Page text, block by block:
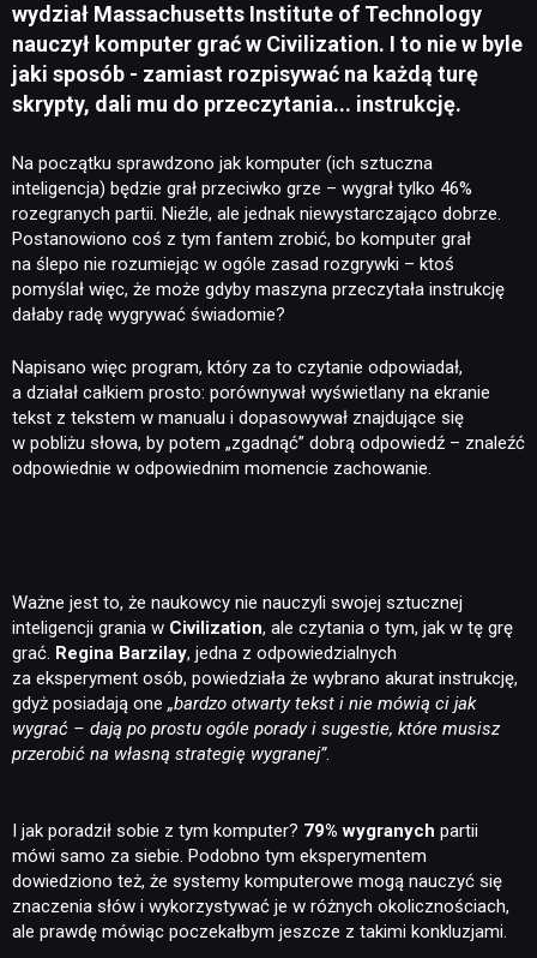
wydział Massachusetts Institute of Technology
nauczył komputer grać w Civilization. I to nie w byle
jaki sposób - zamiast rozpisywać na każdą turę
skrypty, dali mu do przeczytania... instrukcję.
Na początku sprawdzono jak komputer (ich sztuczna
inteligencja) będzie grał przeciwko grze – wygrał tylko 46%
rozegranych partii. Nieźle, ale jednak niewystarczająco dobrze.
Postanowiono coś z tym fantem zrobić, bo komputer grał
na ślepo nie rozumiejąc w ogóle zasad rozgrywki – ktoś
pomyślał więc, że może gdyby maszyna przeczytała instrukcję
dałaby radę wygrywać świadomie?
Napisano więc program, który za to czytanie odpowiadał,
a działał całkiem prosto: porównywał wyświetlany na ekranie
tekst z tekstem w manualu i dopasowywał znajdujące się
w pobliżu słowa, by potem „zgadnąć” dobrą odpowiedź – znaleźć
odpowiednie w odpowiednim momencie zachowanie.
Ważne jest to, że naukowcy nie nauczyli swojej sztucznej
inteligencji grania w Civilization, ale czytania o tym, jak w tę grę
grać. Regina Barzilay, jedna z odpowiedzialnych
za eksperyment osób, powiedziała że wybrano akurat instrukcję,
gdyż posiadają one „bardzo otwarty tekst i nie mówią ci jak
wygrać – dają po prostu ogóle porady i sugestie, które musisz
przerobić na własną strategię wygranej”.
I jak poradził sobie z tym komputer? 79% wygranych partii
mówi samo za siebie. Podobno tym eksperymentem
dowiedziono też, że systemy komputerowe mogą nauczyć się
znaczenia słów i wykorzystywać je w różnych okolicznościach,
ale prawdę mówiąc poczekałbym jeszcze z takimi konkluzjami.